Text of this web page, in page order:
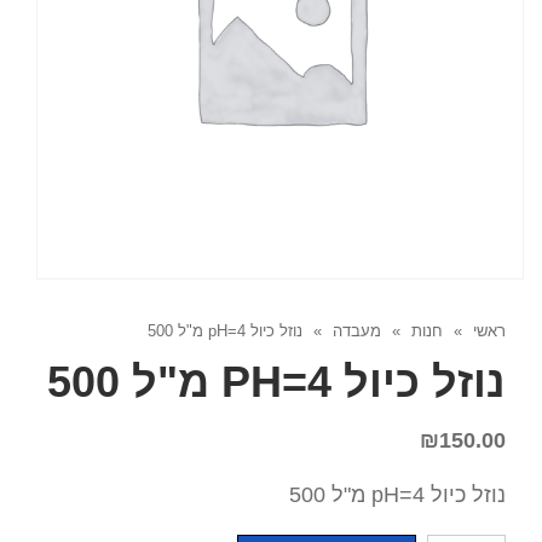
ראשי » חנות » מעבדה » נוזל כיול pH=4 מ"ל 500
נוזל כיול PH=4 מ"ל 500
₪150.00
נוזל כיול pH=4 מ"ל 500